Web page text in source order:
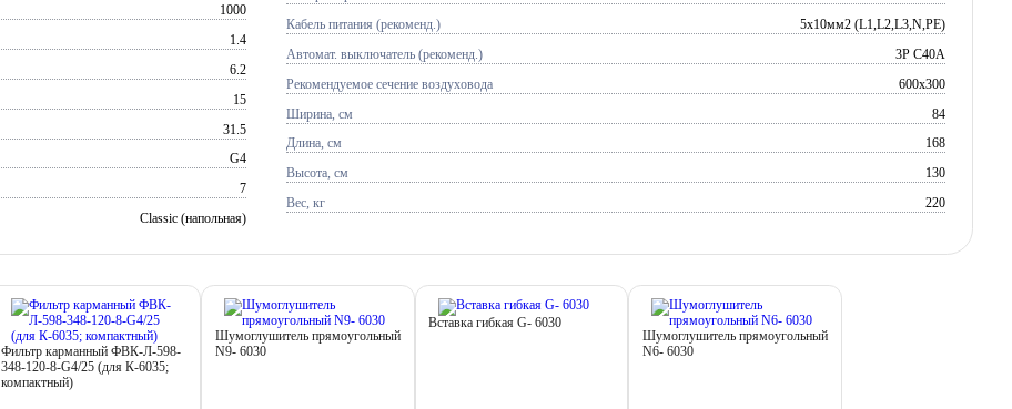
1000
1.4
6.2
15
31.5
G4
7
Classic (напольная)
Кабель питания (рекоменд.) 5х10мм2 (L1,L2,L3,N,PE)
Автомат. выключатель (рекоменд.) 3P C40A
Рекомендуемое сечение воздуховода 600x300
Ширина, см 84
Длина, см 168
Высота, см 130
Вес, кг 220
Фильтр карманный ФВК-Л-598-
348-120-8-G4/25 (для К-6035;
компактный)
Шумоглушитель прямоугольный
N9- 6030
Вставка гибкая G- 6030
Шумоглушитель прямоугольный
N6- 6030